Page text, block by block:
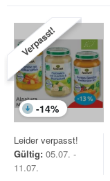
Verpasst!
-14%
Leider verpasst!
Gültig: 05.07. -
11.07.